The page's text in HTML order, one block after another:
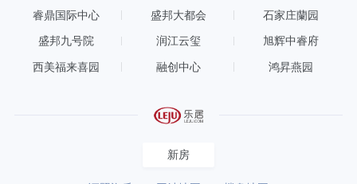
睿鼎国际中心 盛邦大都会 石家庄蘭园
盛邦九号院 润江云玺 旭辉中睿府
西美福来喜园 融创中心 鸿昇燕园
新房